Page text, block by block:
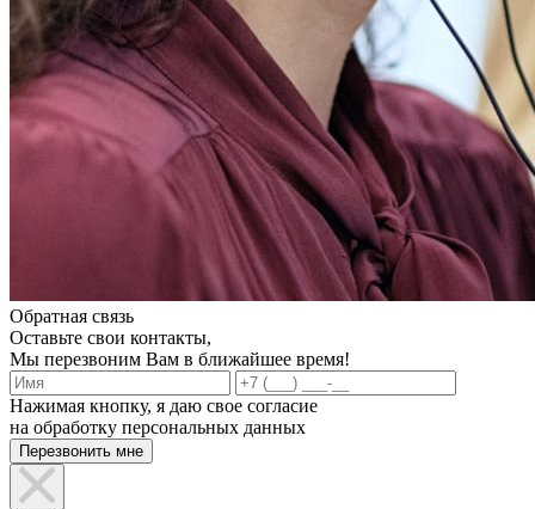
Обратная связь
Оставьте свои контакты,
Мы перезвоним Вам в ближайшее время!
Нажимая кнопку, я даю свое согласие
на обработку персональных данных